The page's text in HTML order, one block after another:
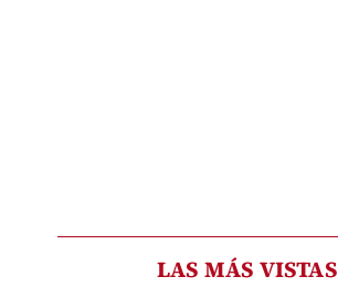
LAS MÁS VISTAS